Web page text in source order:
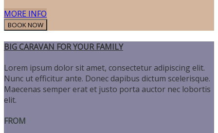
MORE INFO
BIG CARAVAN FOR YOUR FAMILY
Lorem ipsum dolor sit amet, consectetur adipiscing elit.
Nunc ut efficitur ante. Donec dapibus dictum scelerisque.
Maecenas semper erat et justo porta auctor nec lobortis
elit.
FROM